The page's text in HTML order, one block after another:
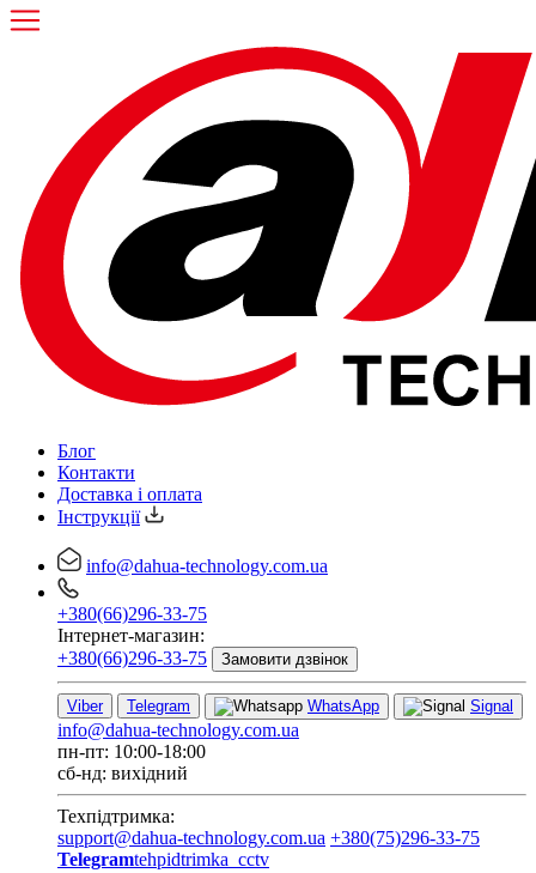
Блог
Контакти
Доставка і оплата
Інструкції
info@dahua-technology.com.ua
+380(66)296-33-75
Інтернет-магазин:
+380(66)296-33-75
Замовити дзвінок
Viber Telegram WhatsApp Signal
info@dahua-technology.com.ua
пн-пт: 10:00-18:00
сб-нд: вихідний
Техпідтримка:
support@dahua-technology.com.ua +380(75)296-33-75
Telegramtehpidtrimka_cctv